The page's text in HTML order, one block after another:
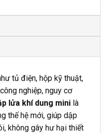
tủ điện, hộp kỹ thuật,
nghiệp, nguy cơ
lửa khí dung mini là
thế hệ mới, giúp dập
không gây hư hại thiết